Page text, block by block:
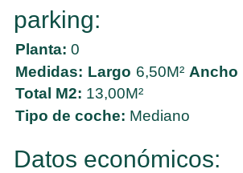
parking:
Planta: 0
Medidas: Largo 6,50M² Ancho
Total M2: 13,00M²
Tipo de coche: Mediano
Datos económicos: